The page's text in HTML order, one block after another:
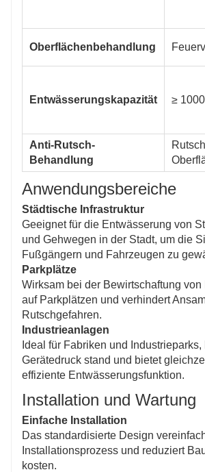
Oberflächenbehandlung
Entwässerungskapazität ≥
Anti-Rutsch-
Behandlung
Anwendungsbereiche
Städtische Infrastruktur
Geeignet für die Entwässerung von
und Gehwegen in der Stadt, um die
Fußgängern und Fahrzeugen zu
Parkplätze
Wirksam bei der Bewirtschaftung
auf Parkplätzen und verhindert
Rutschgefahren.
Industrieanlagen
Ideal für Fabriken und
Gerätedruck stand und bietet
effiziente Entwässerungsfunktion.
Installation und Wartung
Einfache Installation
Das standardisierte Design
Installationsprozess und reduziert
kosten.